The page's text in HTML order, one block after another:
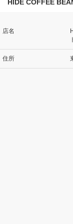
HIDE COFFEE
店名
住所